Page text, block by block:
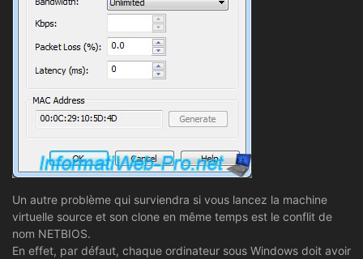
Un autre problème qui surviendra si vous lancez la machine
virtuelle source et son clone en même temps est le conflit de
nom NETBIOS.
En effet, par défaut, chaque ordinateur sous Windows doit avoir